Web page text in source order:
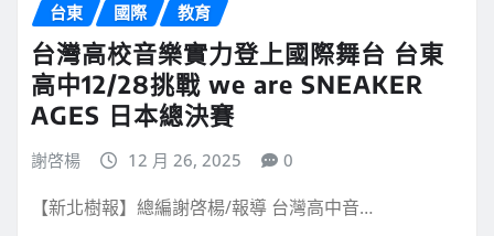
台東 國際 教育
台灣高校音樂實力登上國際舞台 台東
高中12/28挑戰 we are SNEAKER
AGES 日本總決賽
謝啓楊 12 月 26, 2025 0
【新北樹報】總編謝啓楊/報導 台灣高中音…